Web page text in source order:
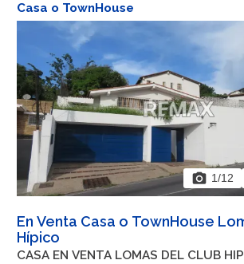
Casa o TownHouse
photo_camera 1/12
En Venta Casa o TownHouse
Hípico
CASA EN VENTA LOMAS DEL CLUB